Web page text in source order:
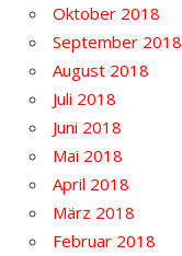
Oktober 2018
September 2018
August 2018
Juli 2018
Juni 2018
Mai 2018
April 2018
März 2018
Februar 2018